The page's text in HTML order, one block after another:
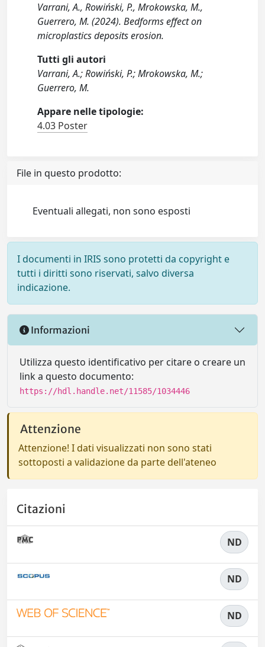
Varrani, A., Rowiński, P., Mrokowska, M.,
Guerrero, M. (2024). Bedforms effect on
microplastics deposits erosion.
Tutti gli autori
Varrani, A.; Rowiński, P.; Mrokowska, M.;
Guerrero, M.
Appare nelle tipologie:
4.03 Poster
File in questo prodotto:
Eventuali allegati, non sono esposti
I documenti in IRIS sono protetti da copyright e
tutti i diritti sono riservati, salvo diversa
indicazione.
Informazioni
Utilizza questo identificativo per citare o creare un
link a questo documento:
https://hdl.handle.net/11585/1034446
Attenzione
Attenzione! I dati visualizzati non sono stati
sottoposti a validazione da parte dell'ateneo
Citazioni
ND
ND
ND